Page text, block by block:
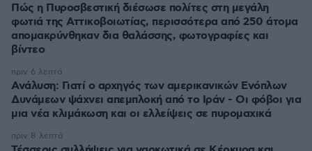
Πώς η Πυροσβεστική διέσωσε πολίτες στη μεγάλη
φωτιά της Αττικοβοιωτίας, περισσότερα από 250 άτομα
απομακρύνθηκαν δια θαλάσσης, φωτογραφίες και
βίντεο
Ανάλυση: Γιατί ο αρχηγός των αμερικανικών Ενόπλων
Δυνάμεων ψάχνει απεμπλοκή από το Ιράν - Οι φόβοι για
μια νέα κλιμάκωση και οι ελλείψεις σε πυρομαχικά
πριν 6 λεπτά
πριν 8 λεπτά